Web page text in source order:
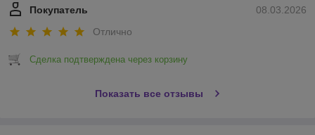
08.03.2026
Покупатель
Отлично
Сделка подтверждена через корзину
Показать все отзывы